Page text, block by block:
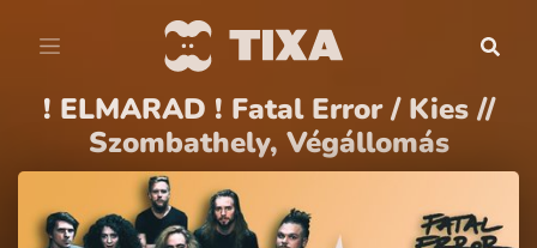
! ELMARAD ! Fatal Error / Kies //
Szombathely, Végállomás